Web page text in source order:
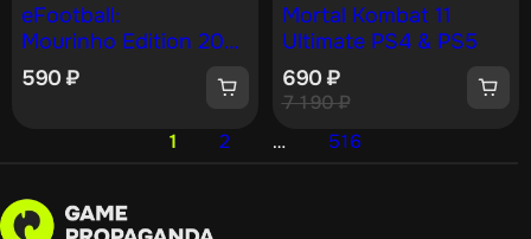
eFootball:
Mourinho Edition 2026
[PS4, PS5]
590₽
Mortal Kombat 11
Ultimate PS4 & PS5
7 190₽
690₽
1 2 … 516